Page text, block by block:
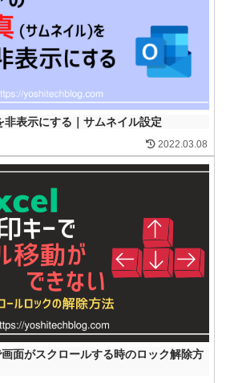
非表示にする｜サムネイル設定
2022.03.08
面がスクロールする時のロック解除方